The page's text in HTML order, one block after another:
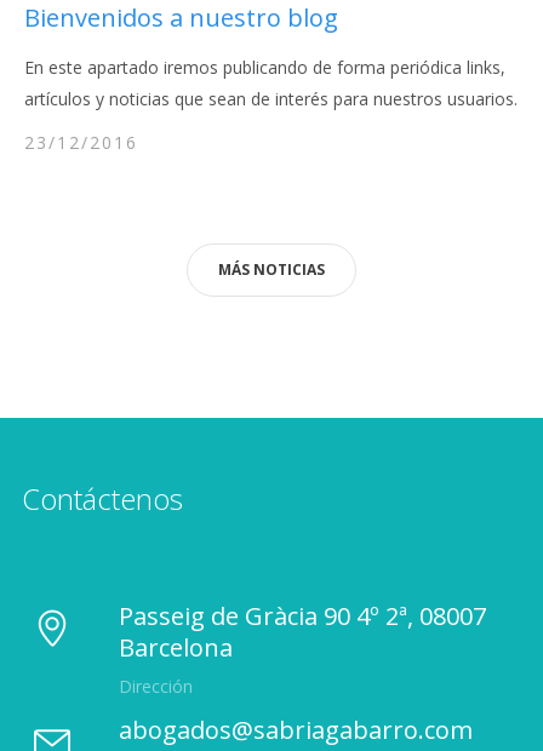
Bienvenidos a nuestro blog
En este apartado iremos publicando de forma periódica links,
artículos y noticias que sean de interés para nuestros usuarios.
23/12/2016
MÁS NOTICIAS
Contáctenos
Passeig de Gràcia 90 4º 2ª, 08007
Barcelona
Dirección
abogados@sabriagabarro.com